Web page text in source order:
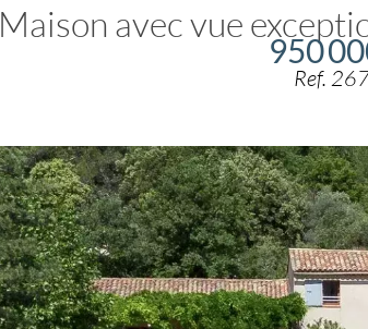
Maison avec vue
950
Ref.